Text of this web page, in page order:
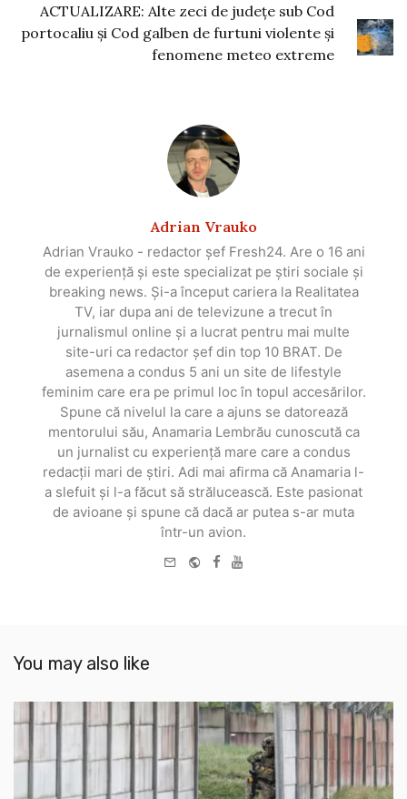
ACTUALIZARE: Alte zeci de județe sub Cod
portocaliu și Cod galben de furtuni violente și
fenomene meteo extreme
Adrian Vrauko
Adrian Vrauko - redactor șef Fresh24. Are o 16 ani
de experiență și este specializat pe știri sociale și
breaking news. Și-a început cariera la Realitatea
TV, iar dupa ani de televizune a trecut în
jurnalismul online și a lucrat pentru mai multe
site-uri ca redactor șef din top 10 BRAT. De
asemena a condus 5 ani un site de lifestyle
feminim care era pe primul loc în topul accesărilor.
Spune că nivelul la care a ajuns se datorează
mentorului său, Anamaria Lembrău cunoscută ca
un jurnalist cu experiență mare care a condus
redacții mari de știri. Adi mai afirma că Anamaria l-
a slefuit și l-a făcut să strălucească. Este pasionat
de avioane și spune că dacă ar putea s-ar muta
într-un avion.
e-
WebsiteFacebook
You may also like